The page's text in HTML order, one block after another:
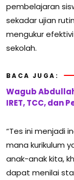
pembelajaran
sekadar ujian
mengukur
sekolah.
BACA JUGA:
Wagub
IRET, TCC, dan
“Tes ini menjadi
mana kurikulum
anak-anak kita,
dapat menilai